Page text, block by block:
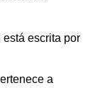
escrita por
a